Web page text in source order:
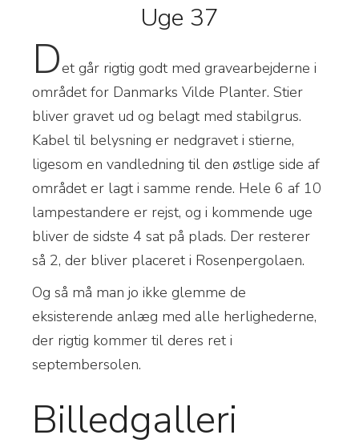
Uge 37
Det går rigtig godt med gravearbejderne i
området for Danmarks Vilde Planter. Stier
bliver gravet ud og belagt med stabilgrus.
Kabel til belysning er nedgravet i stierne,
ligesom en vandledning til den østlige side af
området er lagt i samme rende. Hele 6 af 10
lampestandere er rejst, og i kommende uge
bliver de sidste 4 sat på plads. Der resterer
så 2, der bliver placeret i Rosenpergolaen.
Og så må man jo ikke glemme de
eksisterende anlæg med alle herlighederne,
der rigtig kommer til deres ret i
septembersolen.
Billedgalleri